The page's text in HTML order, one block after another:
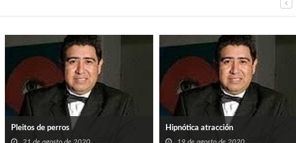
Pleitos de perros Hipnótica atracción